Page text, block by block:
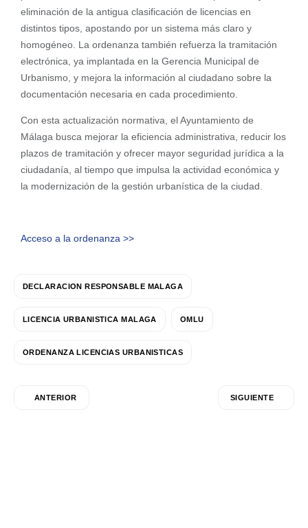
eliminación de la antigua clasificación de licencias en
distintos tipos, apostando por un sistema más claro y
homogéneo. La ordenanza también refuerza la tramitación
electrónica, ya implantada en la Gerencia Municipal de
Urbanismo, y mejora la información al ciudadano sobre la
documentación necesaria en cada procedimiento.
Con esta actualización normativa, el Ayuntamiento de
Málaga busca mejorar la eficiencia administrativa, reducir los
plazos de tramitación y ofrecer mayor seguridad jurídica a la
ciudadanía, al tiempo que impulsa la actividad económica y
la modernización de la gestión urbanística de la ciudad.
Acceso a la ordenanza >>
DECLARACION RESPONSABLE MALAGA
LICENCIA URBANISTICA MALAGA OMLU
ORDENANZA LICENCIAS URBANISTICAS
ANTERIOR SIGUIENTE